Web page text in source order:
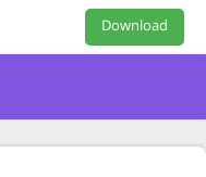
Download